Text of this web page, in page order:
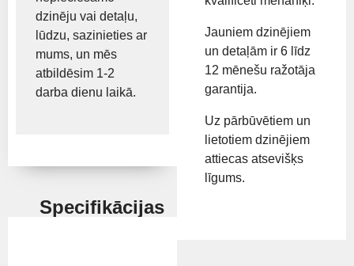
dzinēju vai detaļu,
lūdzu, sazinieties ar
mums, un mēs
atbildēsim 1-2
darba dienu laikā.
Specifikācijas
Jauniem dzinējiem
un detaļām ir 6 līdz
12 mēnešu ražotāja
garantija.
Uz pārbūvētiem un
lietotiem dzinējiem
attiecas atsevišķs
līgums.